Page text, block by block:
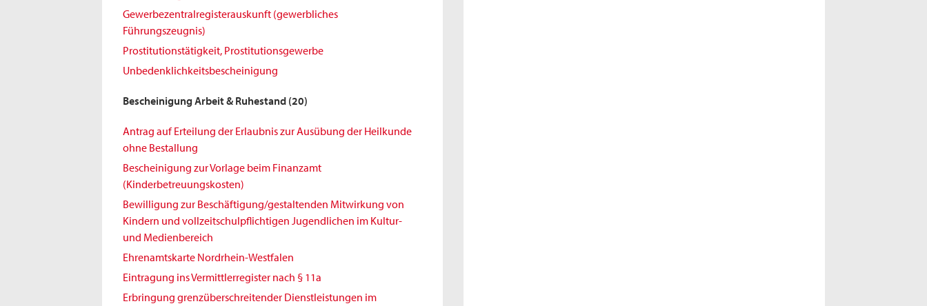
Gewerbezentralregisterauskunft (gewerbliches
Führungszeugnis)
Prostitutionstätigkeit, Prostitutionsgewerbe
Unbedenklichkeitsbescheinigung
Bescheinigung Arbeit & Ruhestand (20)
Antrag auf Erteilung der Erlaubnis zur Ausübung der Heilkunde
ohne Bestallung
Bescheinigung zur Vorlage beim Finanzamt
(Kinderbetreuungskosten)
Bewilligung zur Beschäftigung/gestaltenden Mitwirkung von
Kindern und vollzeitschulpflichtigen Jugendlichen im Kultur-
und Medienbereich
Ehrenamtskarte Nordrhein-Westfalen
Eintragung ins Vermittlerregister nach § 11a
Erbringung grenzüberschreitender Dienstleistungen im